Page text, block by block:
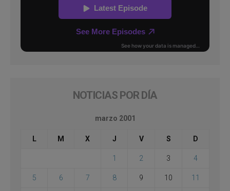
NOTICIAS POR DÍA
marzo 2001
L M X J V S D
1 2 3 4
5 6 7 8 9 10 11